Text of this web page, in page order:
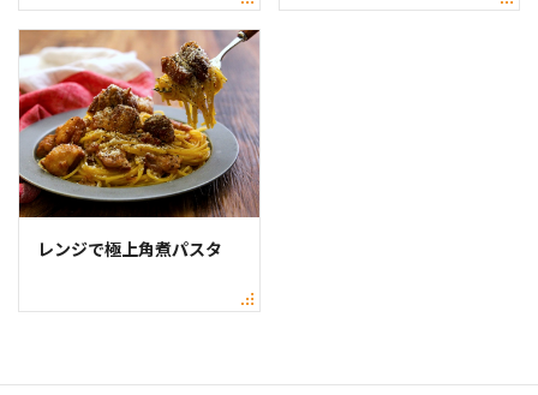
レンジで極上角煮パスタ